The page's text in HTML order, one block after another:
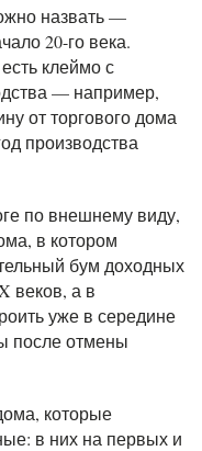
назвать —
20-го века.
клеймо с
— например,
от торгового дома
производства
по внешнему виду,
в котором
бум доходных
веков, а в
уже в середине
после отмены
которые
в них на первых и